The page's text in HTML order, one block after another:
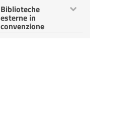
Mostra
voci
Biblioteche
esterne in
convenzione